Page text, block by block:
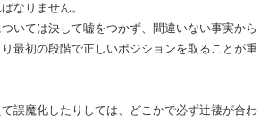
なりません。
いては決して嘘をつかず、間違いない事実から
最初の段階で正しいポジションを取ることが重
誤魔化したりしては、どこかで必ず辻褄が合わ